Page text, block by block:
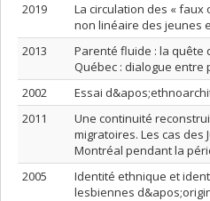
2019
La circulation des « faux
non linéaire des jeunes
2013
Parenté fluide : la quête
Québec : dialogue entre
2002
Essai
2011
Une continuité
migratoires. Les cas des
Montréal pendant la
2005
Identité ethnique et
lesbiennes